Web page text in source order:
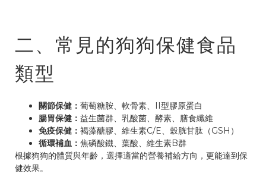
二、常見的狗狗保健食品
類型
關節保健： 葡萄糖胺、軟骨素、II型膠原蛋白
腸胃保健： 益生菌群、乳酸菌、酵素、膳食纖維
免疫保健： 褐藻醣膠、維生素C/E、穀胱甘肽（GSH）
循環補血： 焦磷酸鐵、葉酸、維生素B群
根據狗狗的體質與年齡，選擇適當的營養補給方向，更能達到保
健效果。